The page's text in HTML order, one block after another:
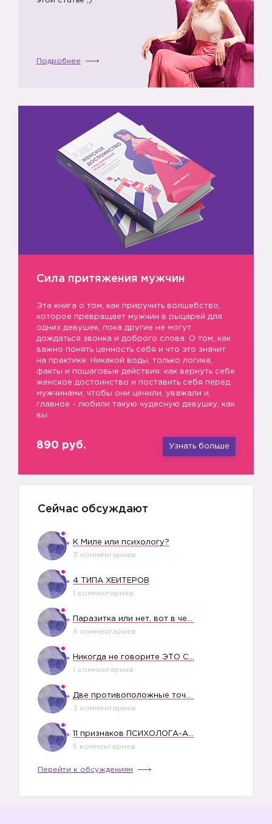
Подробнее
Сила притяжения мужчин
Эта книга о том, как приручить волшебство,
которое превращает мужчин в рыцарей для
одних девушек, пока другие не могут
дождаться звонка и доброго слова. О том, как
важно понять ценность себя и что это значит
на практике. Никакой воды, только логика,
факты и пошаговые действия: как вернуть себе
женское достоинство и поставить себя перед
мужчинами, чтобы они ценили, уважали и,
главное - любили такую чудесную девушку, как
вы.
890 руб. Узнать больше
Сейчас обсуждают
К Миле или психологу?
3 комментариев
4 ТИПА ХЕЙТЕРОВ
1 комментариев
Паразитка или нет, вот в чем вопрос?
6 комментариев
Никогда не говорите ЭТО СВОЕМУ РЕБЕНКУ
1 комментариев
Две противоположные точки зрения насчет финансового положения жены в семье
3 комментариев
11 признаков ПСИХОЛОГА-АБЬЮЗЕРА
5 комментариев
Перейти к обсуждениям